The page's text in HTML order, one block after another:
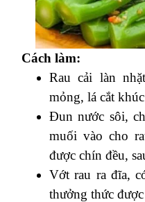
Cách làm:
Rau cải làn
mỏng, lá cắt
Đun nước sôi,
muối vào cho
được chín đều,
Vớt rau ra đĩa,
thưởng thức